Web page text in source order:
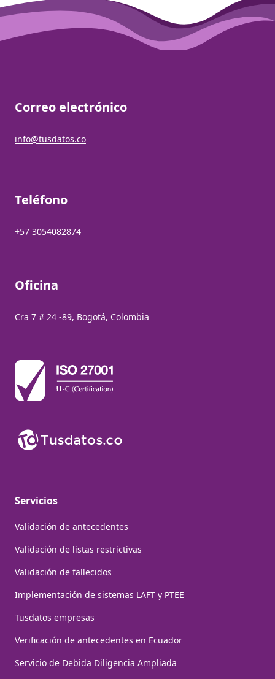
Correo electrónico
info@tusdatos.co
Teléfono
+57 3054082874
Oficina
Cra 7 # 24 -89, Bogotá, Colombia
Servicios
Validación de antecedentes
Validación de listas restrictivas
Validación de fallecidos
Implementación de sistemas LAFT y PTEE
Tusdatos empresas
Verificación de antecedentes en Ecuador
Servicio de Debida Diligencia Ampliada